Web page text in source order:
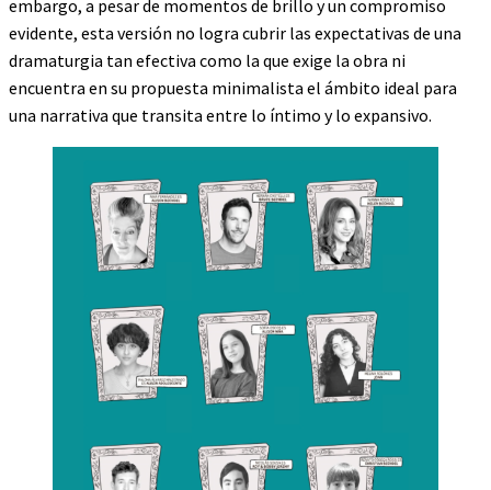
embargo, a pesar de momentos de brillo y un compromiso
evidente, esta versión no logra cubrir las expectativas de una
dramaturgia tan efectiva como la que exige la obra ni
encuentra en su propuesta minimalista el ámbito ideal para
una narrativa que transita entre lo íntimo y lo expansivo.